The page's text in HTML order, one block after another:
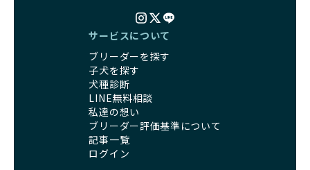
その結果、BreederFamiliesを通じてお迎えする子犬は、元
気で健康なスタートを切れることが大きな魅力です。
子犬の社会性は、家庭でのしつけをスムーズにする重要なポ
イントです。BreederFamiliesのブリーダーは、母犬や兄弟
犬、人との触れ合いの時間をしっかり確保し、子犬が自然に
コミュニケーション能力を身につけられるよう育てていま
家庭に迎えたその日から、すでに社会性の基盤ができている
ため、新しい環境にもスムーズに適応できます。
これにより、飼い主さんにとっても安心してスタートできる
引退犬とは、繁殖期を終えたワンちゃんたちのことを指しま
優良ブリーダーは、引退犬も家族の一員として、彼らの幸せ
を願っています。よって、引退後も自宅で飼育を続けるか、
信頼できる相手に譲渡するなど、ワンちゃんが幸せに暮らせ
るように配慮します。
一方、営利優先ブリーダーは引退犬を「コスト」として考
え、早く手放すことを考えます。場合によっては、悪徳保護
団体に引き渡されることもあり、ワンちゃんの生活が不安定
サービスについて
ブリーダーを探す
子犬を探す
犬種診断
LINE無料相談
私達の想い
ブリーダー評価基準について
記事一覧
ログイン